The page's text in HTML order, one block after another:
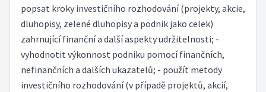
popsat kroky investičního rozhodování (projekty, akcie,
dluhopisy, zelené dluhopisy a podnik jako celek)
zahrnující finanční a další aspekty udržitelnosti; -
vyhodnotit výkonnost podniku pomocí finančních,
nefinančních a dalších ukazatelů; - použít metody
investičního rozhodování (v případě projektů, akcií,